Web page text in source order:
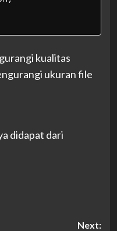
kualitas
ukuran file
didapat dari
Next: